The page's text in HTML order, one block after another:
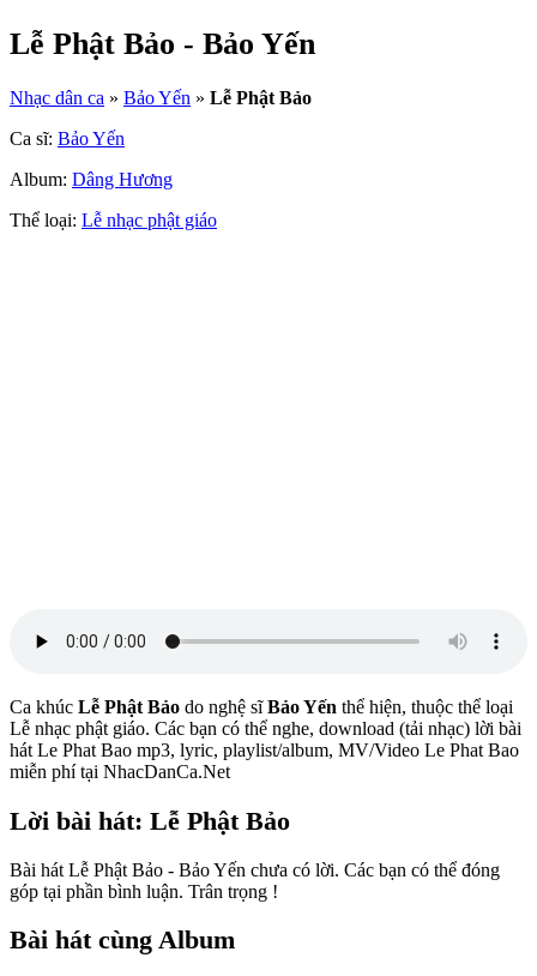
Lễ Phật Bảo - Bảo Yến
Nhạc dân ca » Bảo Yến » Lễ Phật Bảo
Ca sĩ: Bảo Yến
Album: Dâng Hương
Thể loại: Lễ nhạc phật giáo
Ca khúc Lễ Phật Bảo do nghệ sĩBảo Yến thể hiện, thuộc thể loại
Lễ nhạc phật giáo. Các bạn có thể nghe, download (tải nhạc) lời bài
hát Le Phat Bao mp3, lyric, playlist/album, MV/Video Le Phat Bao
miễn phí tại NhacDanCa.Net
Lời bài hát: Lễ Phật Bảo
Bài hát Lễ Phật Bảo - Bảo Yến chưa có lời. Các bạn có thể đóng
góp tại phần bình luận. Trân trọng !
Bài hát cùng Album